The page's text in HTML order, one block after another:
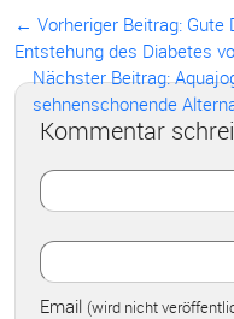
← Vorheriger Beitrag: Gute
Entstehung des Diabetes
Nächster Beitrag:
sehnenschonende
Kommentar
Email (wird nicht